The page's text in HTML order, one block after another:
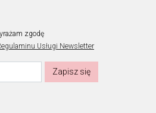
zgodę
Usługi Newsletter
Zapisz się